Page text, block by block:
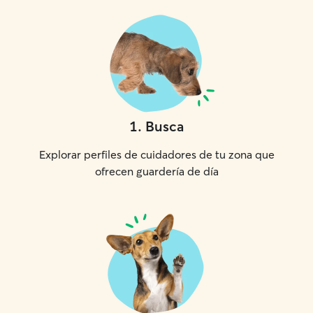
1. Busca
Explorar perfiles de cuidadores de tu zona que
ofrecen guardería de día